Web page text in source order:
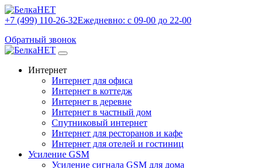
+7 (499) 110-26-32Ежедневно: с 09-00 до 22-00
Обратный звонок
Интернет
Интернет для офиса
Интернет в коттедж
Интернет в деревне
Интернет в частный дом
Спутниковый интернет
Интернет для ресторанов и кафе
Интернет для отелей и гостиниц
Усиление GSM
Усиление сигнала GSM для дома